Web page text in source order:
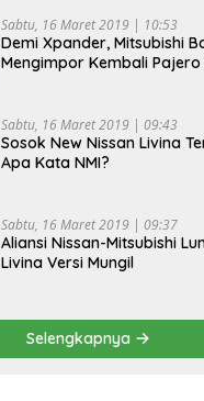
Sabtu, 16 Maret 2019 | 10:53
Demi Xpander, Mitsubishi
Mengimpor Kembali
Sabtu, 16 Maret 2019 | 09:43
Sosok New Nissan Livina
Apa Kata NMI?
Sabtu, 16 Maret 2019 | 09:37
Aliansi Nissan-Mitsubishi
Livina Versi Mungil
Selengkapnya